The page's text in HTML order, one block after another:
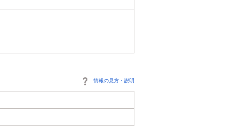
情報の見方・説明